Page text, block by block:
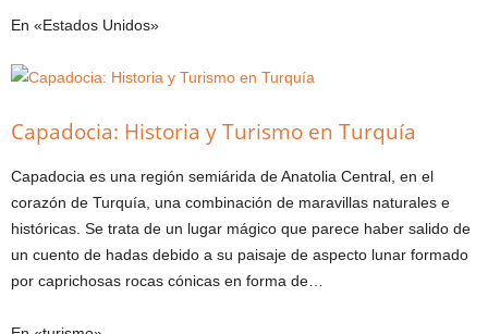
En «Estados Unidos»
Capadocia: Historia y Turismo en Turquía
Capadocia es una región semiárida de Anatolia Central, en el
corazón de Turquía, una combinación de maravillas naturales e
históricas. Se trata de un lugar mágico que parece haber salido de
un cuento de hadas debido a su paisaje de aspecto lunar formado
por caprichosas rocas cónicas en forma de…